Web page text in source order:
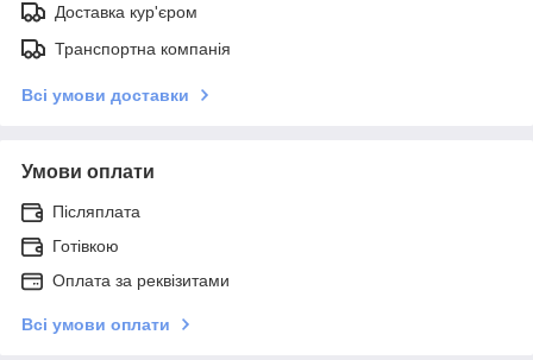
Доставка кур'єром
Транспортна компанія
Всі умови доставки
Умови оплати
Післяплата
Готівкою
Оплата за реквізитами
Всі умови оплати